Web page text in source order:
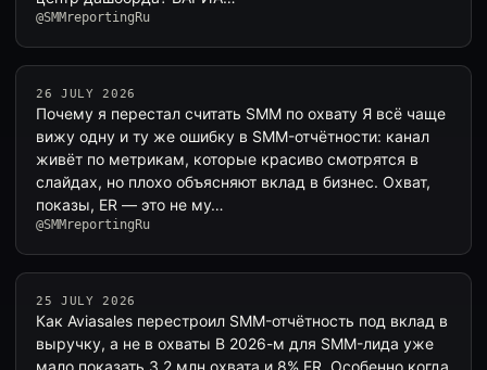
@SMMreportingRu
26 JULY 2026
Почему я перестал считать SMM по охвату Я всё чаще
вижу одну и ту же ошибку в SMM-отчётности: канал
живёт по метрикам, которые красиво смотрятся в
слайдах, но плохо объясняют вклад в бизнес. Охват,
показы, ER — это не му…
@SMMreportingRu
25 JULY 2026
Как Aviasales перестроил SMM-отчётность под вклад в
выручку, а не в охваты В 2026-м для SMM-лида уже
мало показать 3,2 млн охвата и 8% ER. Особенно когда